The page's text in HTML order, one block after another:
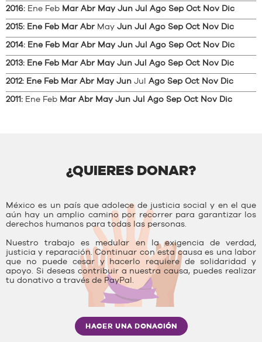
2016: Ene Feb Mar Abr May Jun Jul Ago Sep Oct Nov Dic
2015: Ene Feb Mar Abr May Jun Jul Ago Sep Oct Nov Dic
2014: Ene Feb Mar Abr May Jun Jul Ago Sep Oct Nov Dic
2013: Ene Feb Mar Abr May Jun Jul Ago Sep Oct Nov Dic
2012: Ene Feb Mar Abr May Jun Jul Ago Sep Oct Nov Dic
2011: Ene Feb Mar Abr May Jun Jul Ago Sep Oct Nov Dic
¿QUIERES DONAR?
México es un país que adolece de justicia social y en el que
aún hay un amplio camino por recorrer para garantizar los
derechos humanos para todas las personas.
Nuestro trabajo es medular en la exigencia de verdad,
justicia y reparación. Continuar con esta causa es una labor
que no puede cesar y hacerlo requiere de solidaridad y
apoyo. Si deseas contribuir a nuestra causa, puedes realizar
tu donativo a través de PayPal.
HACER UNA DONACIÓN